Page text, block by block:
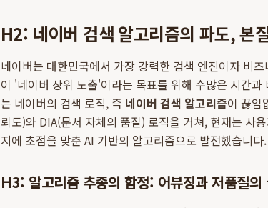
H2: 네이버 검색 알고리즘의 파도, 본
네이버는 대한민국에서 가장 강력한 검색 엔진이자 비
이 '네이버 상위 노출'이라는 목표를 위해 수많은 시간
는 네이버의 검색 로직, 즉 네이버 검색 알고리즘이 끊임
뢰도)와 DIA(문서 자체의 품질) 로직을 거쳐, 현재는 사
지에 초점을 맞춘 AI 기반의 알고리즘으로 발전했습니다.
H3: 알고리즘 추종의 함정: 어뷰징과 저품질의